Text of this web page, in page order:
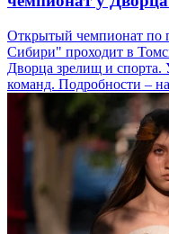
Открытый чемпионат по
Сибири" проходит в
Дворца зрелищ и
команд. Подробности –